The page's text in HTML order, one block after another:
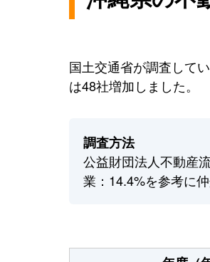
国土交通省が調査して
は48社増加しました。
調査方法
公益財団法人不動産
業：14.4%を参考に